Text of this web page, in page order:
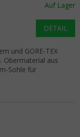
Auf Lager
DETAIL
und GORE-TEX
Obermaterial aus
Sohle für